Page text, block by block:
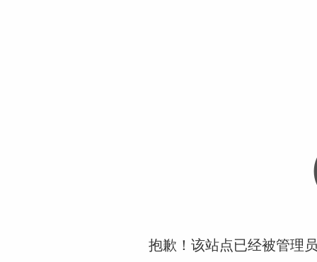
抱歉！该站点已经被管理